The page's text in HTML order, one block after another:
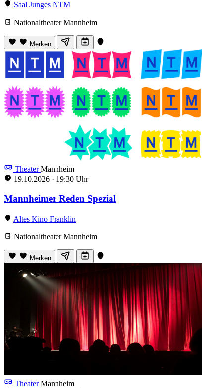
Saal Junges NTM
Nationaltheater Mannheim
Merken
TheaterMannheim
19.10.2026 · 19:30 Uhr
Mannheimer Reden Spezial
Altes Kino Franklin
Nationaltheater Mannheim
Merken
TheaterMannheim